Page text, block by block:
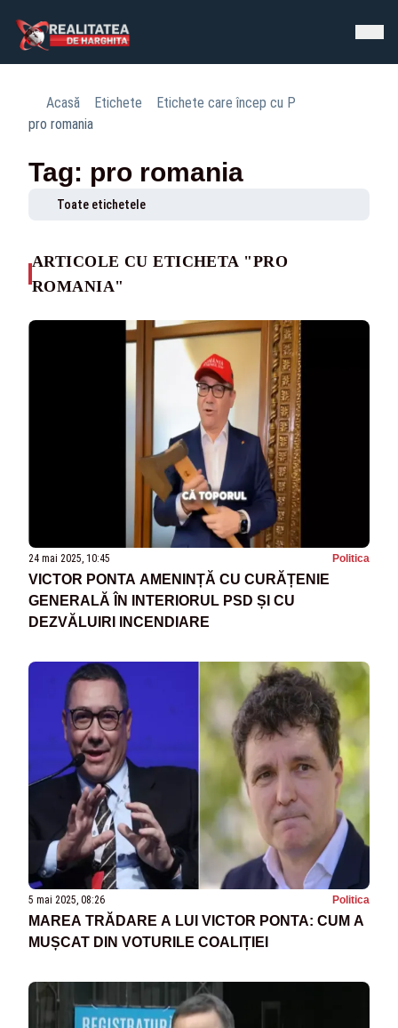
Acasă Etichete
Etichete care încep cu P
pro romania
Tag: pro romania
Toate etichetele
ARTICOLE CU ETICHETA "PRO
ROMANIA"
24 mai 2025, 10:45 Politica
VICTOR PONTA AMENINȚĂ CU CURĂȚENIE
GENERALĂ ÎN INTERIORUL PSD ȘI CU
DEZVĂLUIRI INCENDIARE
5 mai 2025, 08:26 Politica
MAREA TRĂDARE A LUI VICTOR PONTA: CUM A
MUȘCAT DIN VOTURILE COALIȚIEI